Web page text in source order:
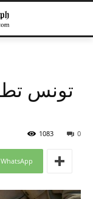
0
1083
WhatsApp